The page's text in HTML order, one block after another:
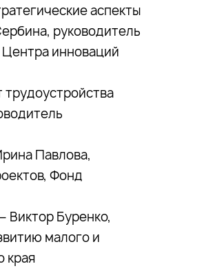
аспекты
руководитель
инноваций
Павлова,
Фонд
Виктор Буренко,
малого и
края